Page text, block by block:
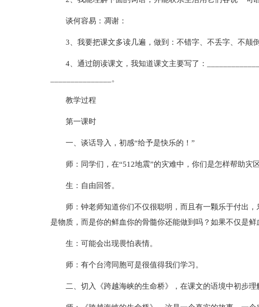
谈何容易：凋谢：
3、我要把课文多读几遍，做到：不错字、不丢字、不颠
4、通过朗读课文，我知道课文主要写了：
_______________。
教学过程
第一课时
一、谈话导入，初感“给予是快乐的！”
师：同学们，在“512地震”的灾难中，你们是怎样帮助灾
生：自由回答。
师：钟老师知道你们不仅很聪明，而且有一颗乐于付出
是物质，而是你的鲜血你的骨髓你还能做到吗？如果不仅是
生：可能会出现畏怕表情。
师：有个台湾同胞可是很值得我们学习。
二、切入《跨越海峡的生命桥》，在课文的语境中初步